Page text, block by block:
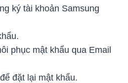
ký tài khoản Samsung
phục mật khẩu qua Email
đặt lại mật khẩu.